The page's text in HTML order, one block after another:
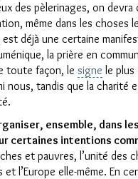
des pèlerinages, on
même dans les choses
déjà une certaine
la prière en
toute façon, le signe le plus
nous, tandis que la charité
ensemble, dans
certaines intentions
et pauvres, l’unité des
l’Europe elle-même. En
Close